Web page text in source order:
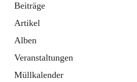
Beiträge
Artikel
Alben
Veranstaltungen
Müllkalender
18 Schnellzugriffe
Gemeindeservice